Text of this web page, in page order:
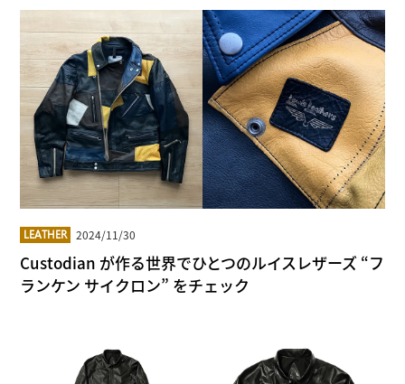
LEATHER 2024/11/30
Custodian が作る世界でひとつのルイスレザーズ “フ
ランケン サイクロン” をチェック